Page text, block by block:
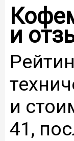
и
и
41,